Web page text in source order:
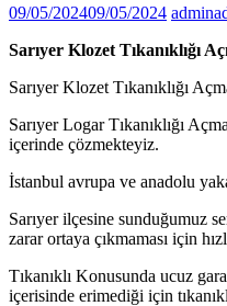
09/05/202409/05/2024 admin
Sarıyer Klozet Tıkanıklığı
Sarıyer Klozet Tıkanıklığı
Sarıyer Logar Tıkanıklığı
içerinde çözmekteyiz.
İstanbul avrupa ve anadolu
Sarıyer ilçesine sunduğumuz
zarar ortaya çıkmaması için
Tıkanıklı Konusunda ucuz
içerisinde erimediği için